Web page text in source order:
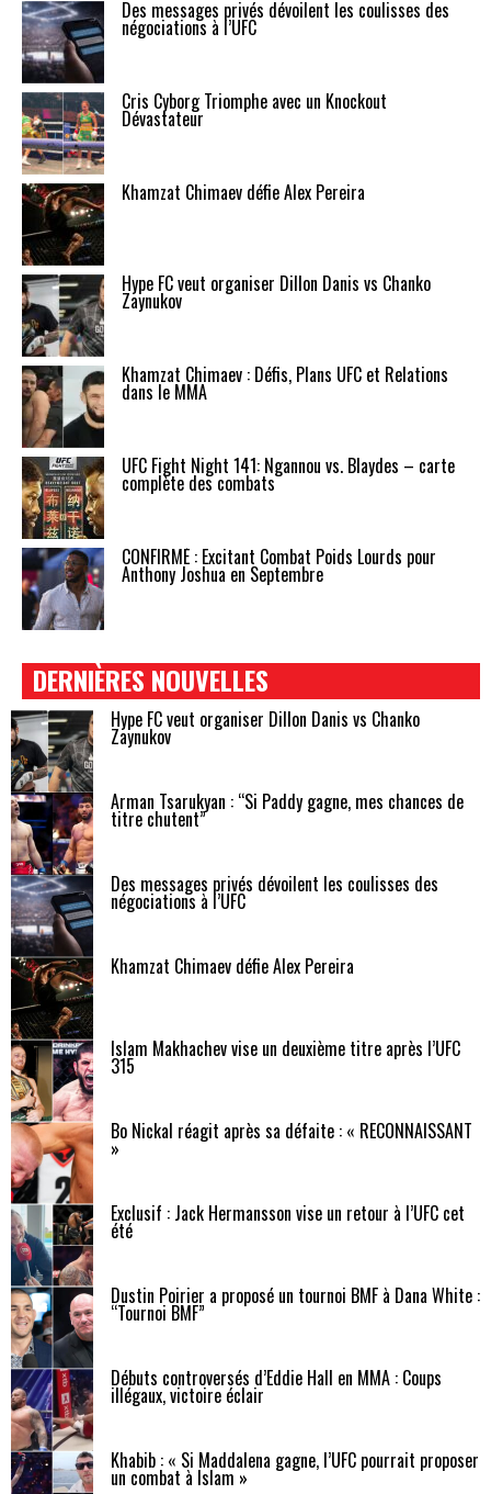
Des messages privés dévoilent les coulisses des
négociations à l’UFC
Cris Cyborg Triomphe avec un Knockout
Dévastateur
Khamzat Chimaev défie Alex Pereira
Hype FC veut organiser Dillon Danis vs Chanko
Zaynukov
Khamzat Chimaev : Défis, Plans UFC et Relations
dans le MMA
UFC Fight Night 141: Ngannou vs. Blaydes – carte
complète des combats
CONFIRMÉ : Excitant Combat Poids Lourds pour
Anthony Joshua en Septembre
DERNIÈRES NOUVELLES
Hype FC veut organiser Dillon Danis vs Chanko
Zaynukov
Arman Tsarukyan : “Si Paddy gagne, mes chances de
titre chutent”
Des messages privés dévoilent les coulisses des
négociations à l’UFC
Khamzat Chimaev défie Alex Pereira
Islam Makhachev vise un deuxième titre après l’UFC
315
Bo Nickal réagit après sa défaite : « RECONNAISSANT
»
Exclusif : Jack Hermansson vise un retour à l’UFC cet
été
Dustin Poirier a proposé un tournoi BMF à Dana White :
“Tournoi BMF”
Débuts controversés d’Eddie Hall en MMA : Coups
illégaux, victoire éclair
Khabib : « Si Maddalena gagne, l’UFC pourrait proposer
un combat à Islam »